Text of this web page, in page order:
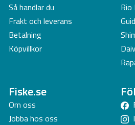
Så handlar du
Frakt och leverans
Betalning
Köpvillkor
Rio
Fiske.se
Om oss
Jobba hos oss